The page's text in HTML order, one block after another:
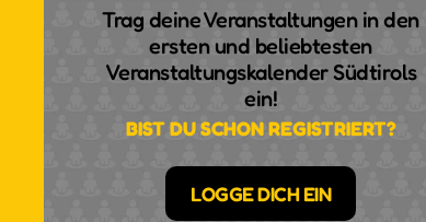
Trag deine Veranstaltungen in den
ersten und beliebtesten
Veranstaltungskalender Südtirols
ein!
BIST DU SCHON REGISTRIERT?
LOGGE DICH EIN